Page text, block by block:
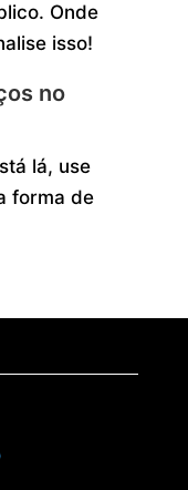
Onde
isso!
no
lá, use
forma de